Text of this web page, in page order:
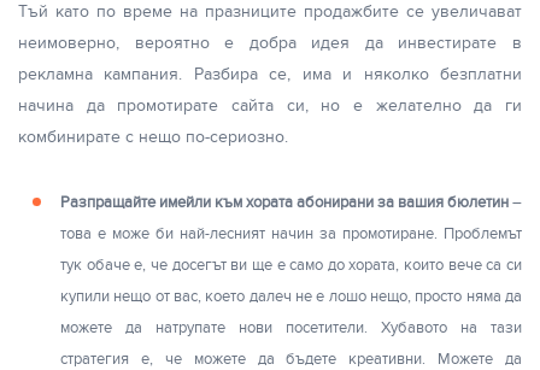
Тъй като по време на празниците продажбите се увеличават
неимоверно, вероятно е добра идея да инвестирате в
рекламна кампания. Разбира се, има и няколко безплатни
начина да промотирате сайта си, но е желателно да ги
комбинирате с нещо по-сериозно.
Разпращайте имейли към хората абонирани за вашия бюлетин–
това е може би най-лесният начин за промотиране. Проблемът
тук обаче е, че досегът ви ще е само до хората, които вече са си
купили нещо от вас, което далеч не е лошо нещо, просто няма да
можете да натрупате нови посетители. Хубавото на тази
стратегия е, че можете да бъдете креативни. Можете да